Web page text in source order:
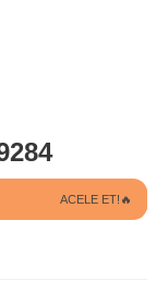
ACELE ET!🔥